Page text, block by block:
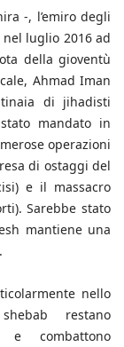
-, l’emiro degli
luglio 2016 ad
della gioventù
Ahmad Iman
di jihadisti
mandato in
operazioni
di ostaggi del
e il massacro
Sarebbe stato
mantiene una
nello
restano
e combattono